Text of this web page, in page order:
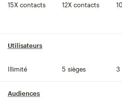
15X contacts 12X contacts
Utilisateurs
Illimité 5 sièges 3
Audiences